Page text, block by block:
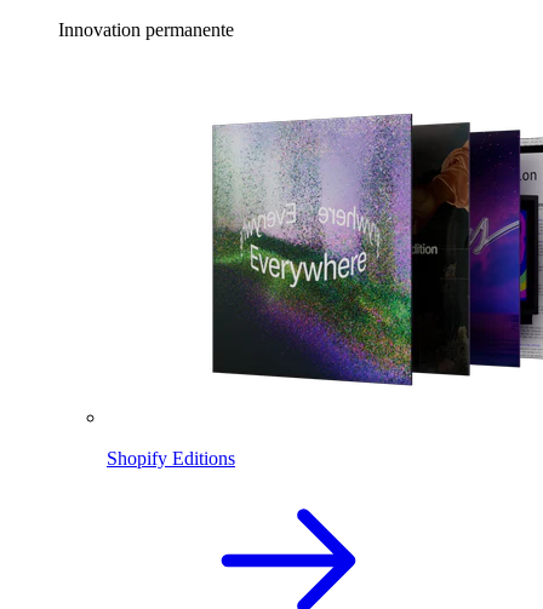
Innovation permanente
Shopify Editions